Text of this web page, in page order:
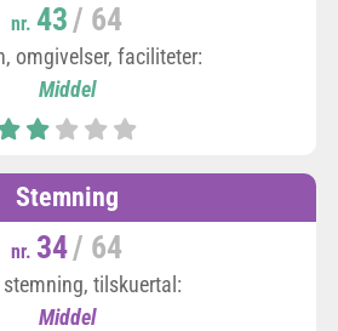
nr. 43/ 64
omgivelser, faciliteter:
Middel
Stemning
nr. 34/ 64
stemning, tilskuertal:
Middel